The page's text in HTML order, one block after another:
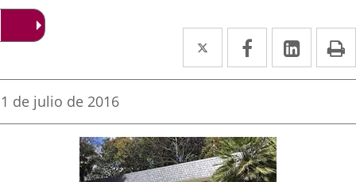
Twitter
Enlace
a
aplicación
externa.
Facebook
Enlace
a
aplicación
externa.
Enlace
a
Fecha
la
1 de julio de 2016